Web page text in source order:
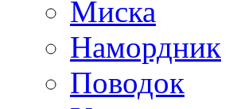
Миска
Намордник
Поводок